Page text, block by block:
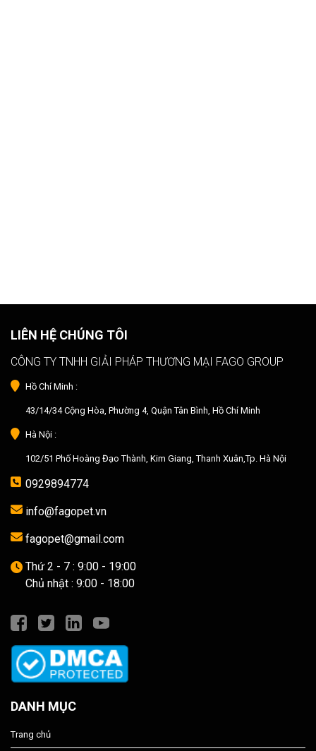
LIÊN HỆ CHÚNG TÔI
CÔNG TY TNHH GIẢI PHÁP THƯƠNG MẠI FAGO GROUP
Hồ Chí Minh :
43/14/34 Cộng Hòa, Phường 4, Quận Tân Bình, Hồ Chí Minh
Hà Nội :
102/51 Phố Hoàng Đạo Thành, Kim Giang, Thanh Xuân,Tp. Hà Nội
0929894774
info@fagopet.vn
fagopet@gmail.com
Thứ 2 - 7 : 9:00 - 19:00
Chủ nhật : 9:00 - 18:00
DANH MỤC
Trang chủ